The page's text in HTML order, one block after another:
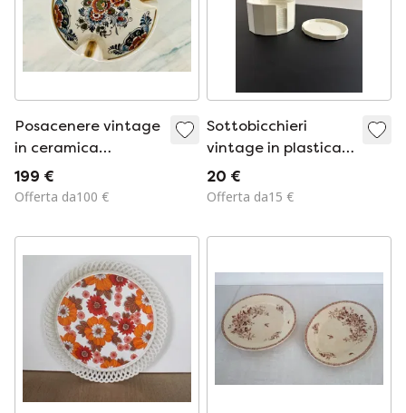
Posacenere vintage
in ceramica
policroma dipinta a
mano Flora Delft,
199 €
Offerta da100 €
Sottobicchieri
vintage in plastica
con supporto | Set
da 6 | Geometrici |
20 €
Offerta da15 €